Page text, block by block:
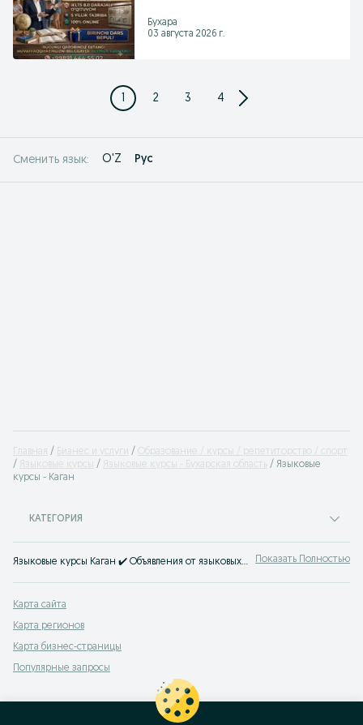
Бухара
03 августа 2026 г.
1 2 3 4
Сменить язык: O'Z Рус
Главная Бизнес и услуги
Образование / курсы / репетиторство / спорт
Языковые курсы
Языковые курсы - Бухарская область
Языковые
курсы - Каган
КАТЕГОРИЯ
Языковые курсы Каган ✔️ Объявления от языковых школ, учебных центров и частных специалистов ☝ Найти курсы по изучению языков можно на OLX.uz! Показать Полностью
Карта сайта
Карта регионов
Карта бизнес-страницы
Популярные запросы